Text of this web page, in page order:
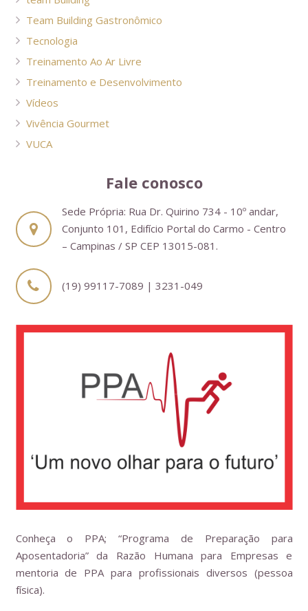
Team Building Gastronômico
Tecnologia
Treinamento Ao Ar Livre
Treinamento e Desenvolvimento
Vídeos
Vivência Gourmet
VUCA
Fale conosco
Sede Própria: Rua Dr. Quirino 734 - 10º andar,
Conjunto 101, Edifício Portal do Carmo - Centro
– Campinas / SP CEP 13015-081.
(19) 99117-7089 | 3231-049
Conheça o PPA; “Programa de Preparação para
Aposentadoria” da Razão Humana para Empresas e
mentoria de PPA para profissionais diversos (pessoa
física).